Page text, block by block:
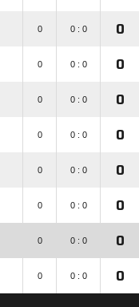
0 0 : 0 0
0 0 : 0 0
0 0 : 0 0
0 0 : 0 0
0 0 : 0 0
0 0 : 0 0
0 0 : 0 0
0 0 : 0 0